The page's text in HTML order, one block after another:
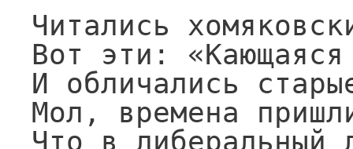
Читались
Вот эти:
И обличались
Мол, времена
Что в либеральный